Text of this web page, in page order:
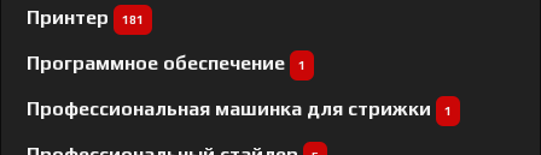
Принтер 181
Программное обеспечение 1
Профессиональная машинка для стрижки 1